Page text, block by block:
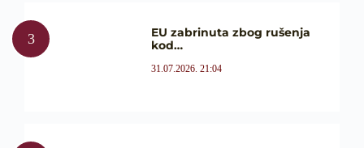
EU zabrinuta zbog rušenja
kod…
31.07.2026. 21:04